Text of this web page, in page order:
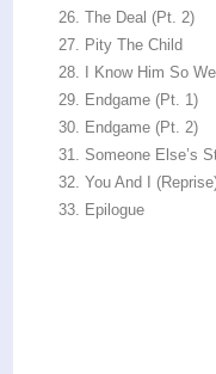
The Deal (Pt. 2)
Pity The Child
I Know Him So Well
Endgame (Pt. 1)
Endgame (Pt. 2)
Someone Else’s
You And I
Epilogue